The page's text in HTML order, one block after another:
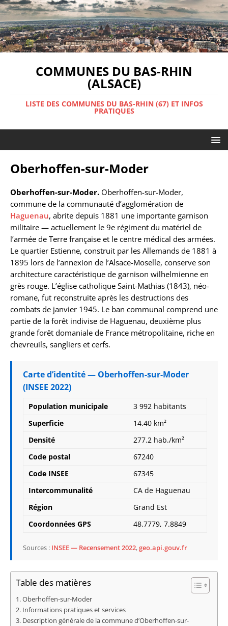
COMMUNES DU BAS-RHIN
(ALSACE)
LISTE DES COMMUNES DU BAS-RHIN (67) ET INFOS
PRATIQUES
Oberhoffen-sur-Moder
Oberhoffen-sur-Moder. Oberhoffen-sur-Moder,
commune de la communauté d’agglomération de
Haguenau, abrite depuis 1881 une importante garnison
militaire — actuellement le 9e régiment du matériel de
l’armée de Terre française et le centre médical des armées.
Le quartier Estienne, construit par les Allemands de 1881 à
1895 lors de l’annexion de l’Alsace-Moselle, conserve son
architecture caractéristique de garnison wilhelmienne en
grès rouge. L’église catholique Saint-Mathias (1843), néo-
romane, fut reconstruite après les destructions des
combats de janvier 1945. Le ban communal comprend une
partie de la forêt indivise de Haguenau, deuxième plus
grande forêt domaniale de France métropolitaine, riche en
chevreuils, sangliers et cerfs.
Carte d’identité — Oberhoffen-sur-Moder
(INSEE 2022)
Population municipale
3 992 habitants
Superficie
14.40 km²
Densité
277.2 hab./km²
Code postal
67240
Code INSEE
67345
Intercommunalité
CA de Haguenau
Région
Grand Est
Coordonnées GPS
48.7779, 7.8849
Sources : INSEE — Recensement 2022,geo.api.gouv.fr
Table des matières
Oberhoffen-sur-Moder
Informations pratiques et services
Description générale de la commune d’Oberhoffen-sur-